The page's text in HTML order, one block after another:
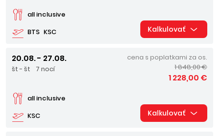
BTS KSC
all inclusive
Kalkulovať
20.08. - 27.08.
št - št 7 nocí
KSC
all inclusive
cena s poplatkami za os.
1 848,00 €
1 228,00 €
Kalkulovať